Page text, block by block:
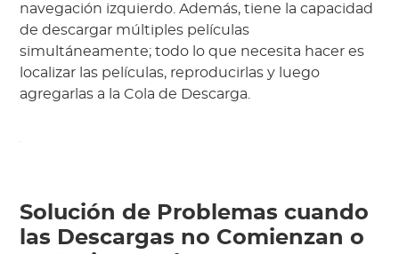
navegación izquierdo. Además, tiene la capacidad
de descargar múltiples películas
simultáneamente; todo lo que necesita hacer es
localizar las películas, reproducirlas y luego
agregarlas a la Cola de Descarga.
Solución de Problemas cuando
las Descargas no Comienzan o